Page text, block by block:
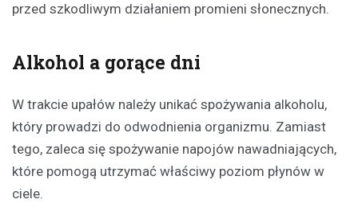
przed szkodliwym działaniem promieni słonecznych.
Alkohol a gorące dni
W trakcie upałów należy unikać spożywania alkoholu,
który prowadzi do odwodnienia organizmu. Zamiast
tego, zaleca się spożywanie napojów nawadniających,
które pomogą utrzymać właściwy poziom płynów w
ciele.